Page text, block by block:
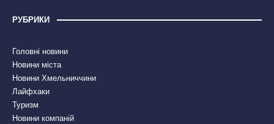
РУБРИКИ
Головні новини
Новини міста
Новини Хмельниччини
Лайфхаки
Туризм
Новини компаній